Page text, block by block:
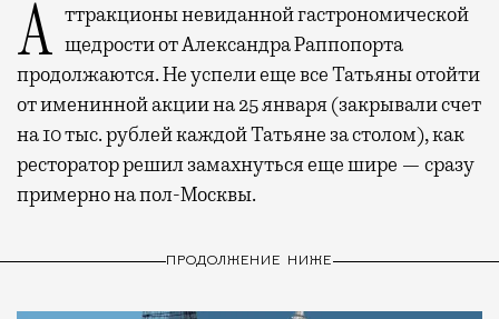
Аттракционы невиданной гастрономической щедрости от Александра Раппопорта
продолжаются. Не успели еще все Татьяны отойти
от именинной акции на 25 января (закрывали счет
на 10 тыс. рублей каждой Татьяне за столом), как
ресторатор решил замахнуться еще шире — сразу
примерно на пол-Москвы.
ПРОДОЛЖЕНИЕ НИЖЕ